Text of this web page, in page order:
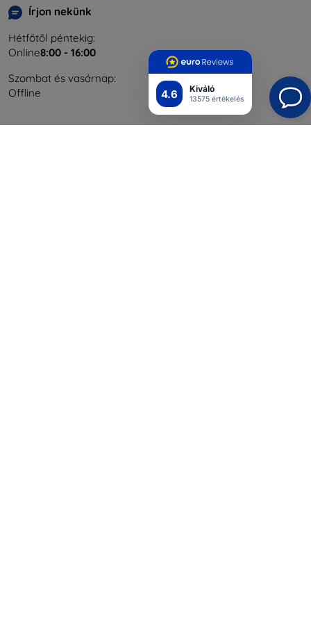
4.6 Kiváló
13575 értékelés
Írjon nekünk
Hétfőtől péntekig:
Online8:00 - 16:00
Szombat és vasárnap:
Offline